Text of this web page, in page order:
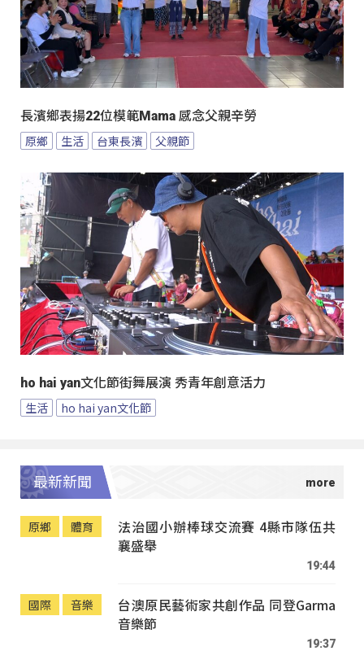
長濱鄉表揚22位模範Mama 感念父親辛勞
原鄉 生活 台東長濱 父親節
ho hai yan文化節街舞展演 秀青年創意活力
生活 ho hai yan文化節
最新新聞
原鄉 體育
法治國小辦棒球交流賽 4縣市隊伍共
襄盛舉
19:44
國際 音樂
台澳原民藝術家共創作品 同登Garma
音樂節
19:37